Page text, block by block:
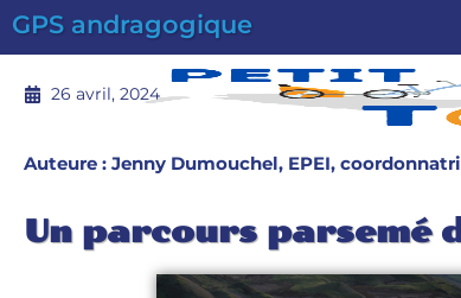
GPS andragogique
26 avril, 2024
Auteure : Jenny Dumouchel, EPEI,
Un parcours parsemé